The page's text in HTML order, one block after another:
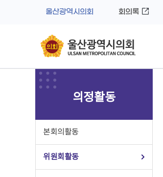
울산광역시의회 회의록
의정활동
본회의활동
위원회활동